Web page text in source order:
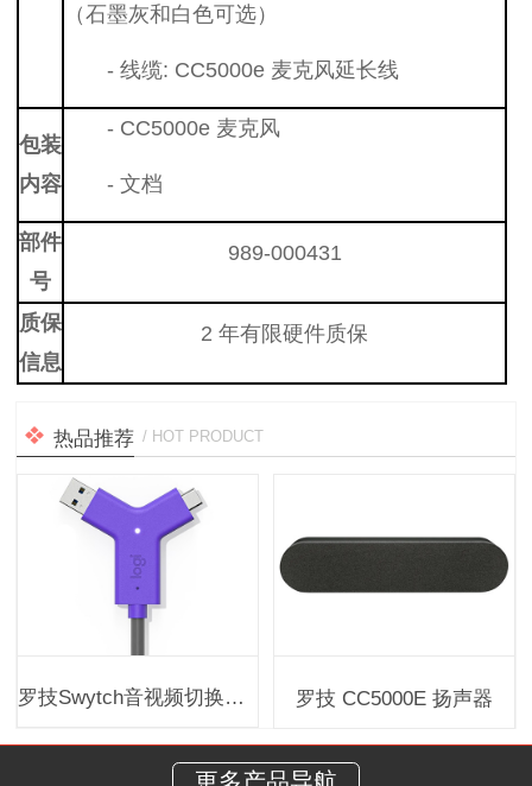
（石墨灰和白色可选）
- 线缆: CC5000e 麦克风延长线
包装
内容
- CC5000e 麦克风
- 文档
部件
号
989-000431
质保
信息
2 年有限硬件质保
热品推荐 / HOT PRODUCT
罗技Swytch音视频切换器（会议室笔记本电脑连接神器） 罗技 CC5000E 扬声器